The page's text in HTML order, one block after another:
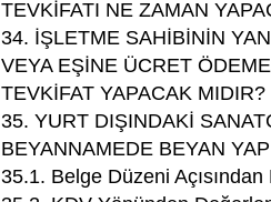
TEVKİFATI NE ZAMAN
34. İŞLETME SAHİBİNİN
VEYA EŞİNE ÜCRET
TEVKİFAT YAPACAK MIDIR?
35. YURT DIŞINDAKİ
BEYANNAMEDE BEYAN
35.1. Belge Düzeni